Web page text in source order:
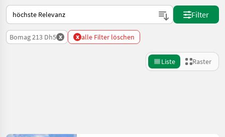
So wird auf Landwirt.com sortiert
Filter
Bomag 213 Dh5 x x alle Filter löschen
Liste Raster